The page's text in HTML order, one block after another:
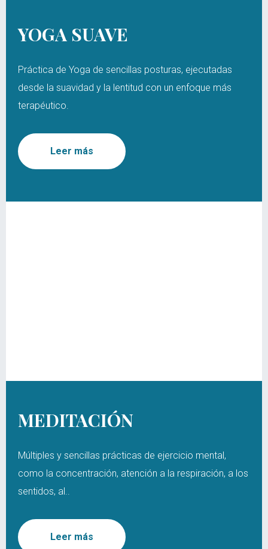
YOGA SUAVE
Práctica de Yoga de sencillas posturas, ejecutadas
desde la suavidad y la lentitud con un enfoque más
terapéutico.
Leer más
MEDITACIÓN
Múltiples y sencillas prácticas de ejercicio mental,
como la concentración, atención a la respiración, a los
sentidos, al..
Leer más